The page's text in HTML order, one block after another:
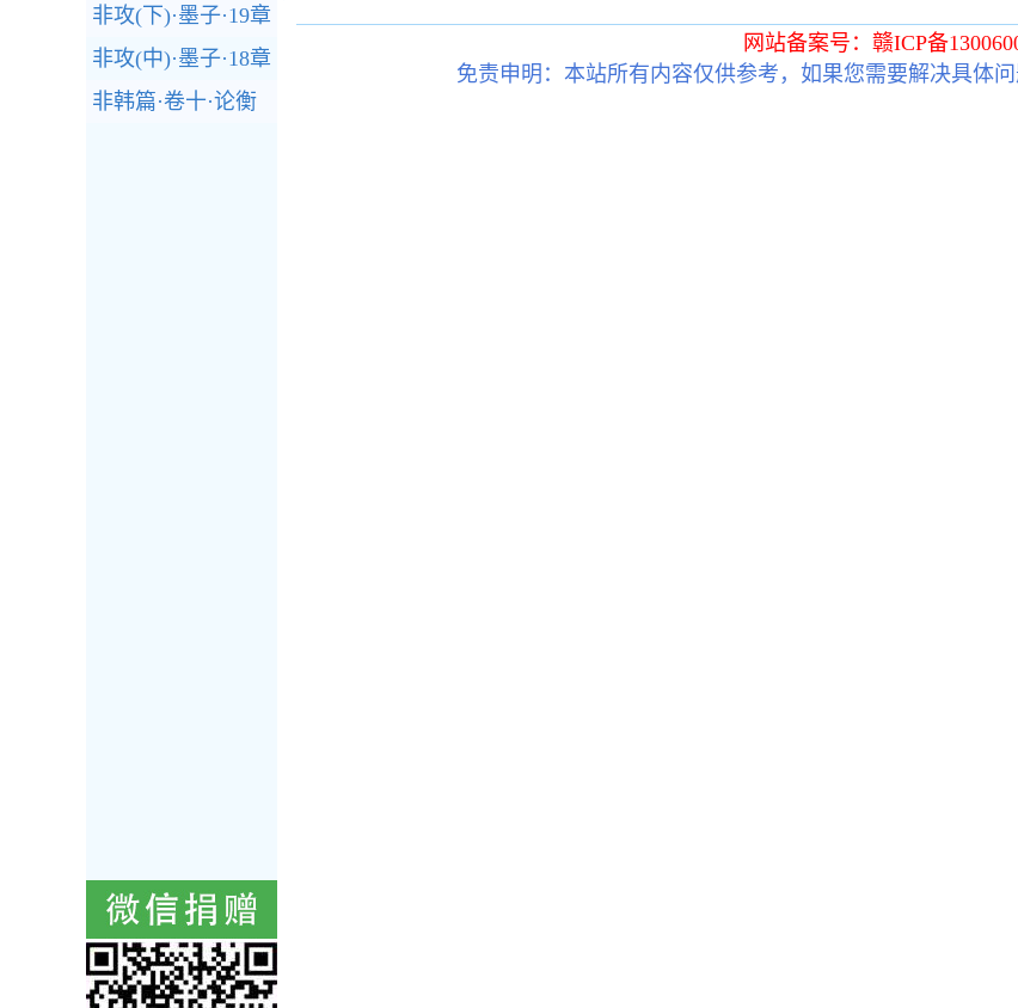
非攻(下)·墨子·19章
非攻(中)·墨子·18章
非韩篇·卷十·论衡
网站备案号：赣ICP备
免责申明：本站所有内容仅供参考，如果您需要解决具体